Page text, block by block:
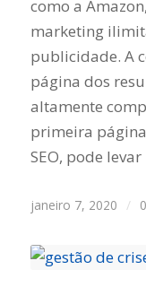
como a
marketing
publicidade. A
página dos
altamente
primeira
SEO, pode
janeiro 7, 2020 /